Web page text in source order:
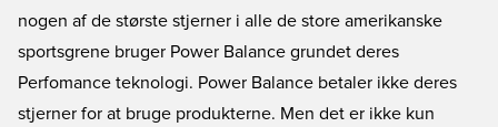
nogen af de største stjerner i alle de store amerikanske
sportsgrene bruger Power Balance grundet deres
Perfomance teknologi. Power Balance betaler ikke deres
stjerner for at bruge produkterne. Men det er ikke kun